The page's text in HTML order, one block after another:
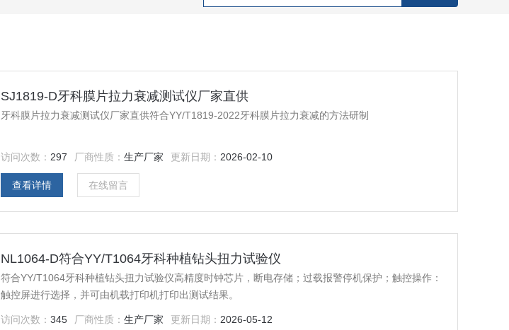
SJ1819-D牙科膜片拉力衰减测试仪厂家直供
牙科膜片拉力衰减测试仪厂家直供符合YY/T1819-2022牙科膜片拉力衰减的方法研制
访问次数： 297 厂商性质：生产厂家 更新日期： 2026-02-10
查看详情 在线留言
NL1064-D符合YY/T1064牙科种植钻头扭力试验仪
符合YY/T1064牙科种植钻头扭力试验仪高精度时钟芯片，断电存储；过载报警停机保护；触控操作：
触控屏进行选择，并可由机载打印机打印出测试结果。
访问次数：345 厂商性质：生产厂家 更新日期： 2026-05-12